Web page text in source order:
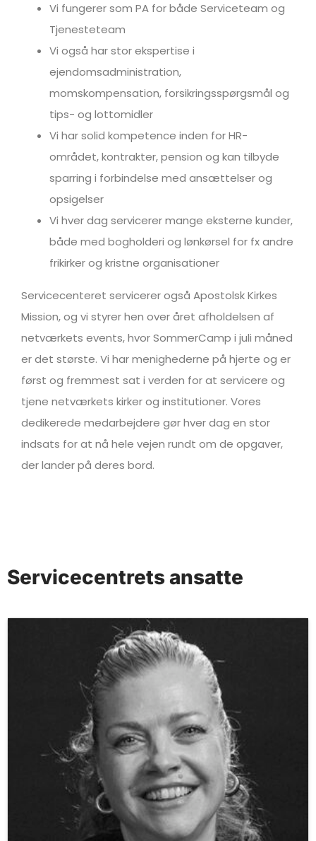
Vi fungerer som PA for både Serviceteam og
Tjenesteteam
Vi også har stor ekspertise i
ejendomsadministration,
momskompensation, forsikringsspørgsmål og
tips- og lottomidler
Vi har solid kompetence inden for HR-
området, kontrakter, pension og kan tilbyde
sparring i forbindelse med ansættelser og
opsigelser
Vi hver dag servicerer mange eksterne kunder,
både med bogholderi og lønkørsel for fx andre
frikirker og kristne organisationer
Servicecenteret servicerer også Apostolsk Kirkes
Mission, og vi styrer hen over året afholdelsen af
netværkets events, hvor SommerCamp i juli måned
er det største. Vi har menighederne på hjerte og er
først og fremmest sat i verden for at servicere og
tjene netværkets kirker og institutioner. Vores
dedikerede medarbejdere gør hver dag en stor
indsats for at nå hele vejen rundt om de opgaver,
der lander på deres bord.
Servicecentrets ansatte